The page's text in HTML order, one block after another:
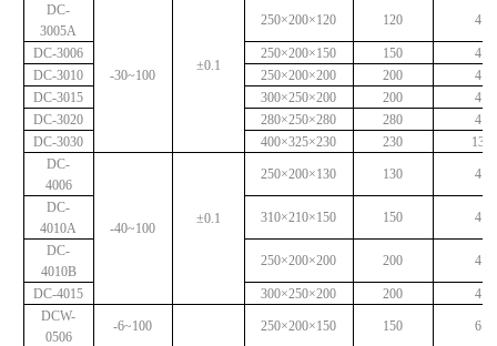
DC-
3005A
-30~100
±0.1
250×200×120 120 4
DC-3006 250×200×150 150
4
DC-3010
250×200×200 200
4
DC-3015
300×250×200 200
4
DC-3020
280×250×280 280
4
DC-3030
400×325×230 230
13
DC-
4006
-40~100
±0.1
250×200×130 130 4
DC-
4010A
310×210×150 150 4
DC-
4010B
250×200×200 200 4
DC-4015 300×250×200 200
4
DCW-
0506
-6~100 250×200×150 150 6